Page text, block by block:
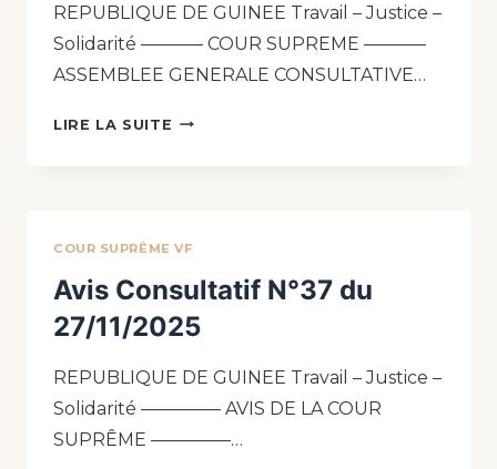
REPUBLIQUE DE GUINEE Travail – Justice –
Solidarité ———– COUR SUPREME ———–
ASSEMBLEE GENERALE CONSULTATIVE…
LIRE LA SUITE
COUR SUPRÊME VF
Avis Consultatif N°37 du
27/11/2025
REPUBLIQUE DE GUINEE Travail – Justice –
Solidarité ————– AVIS DE LA COUR
SUPRÊME ————–…